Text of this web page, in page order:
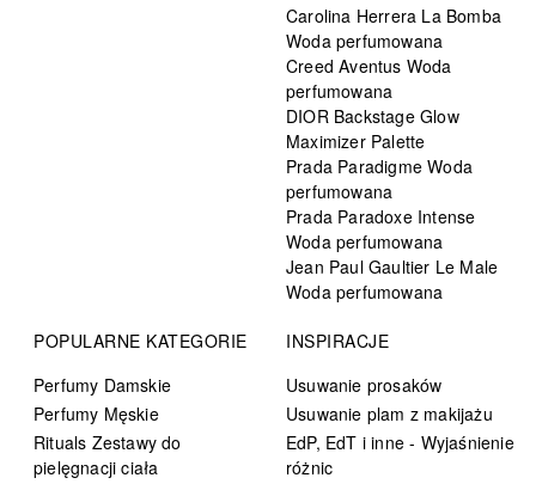
Carolina Herrera La Bomba
Woda perfumowana
Creed Aventus Woda
perfumowana
DIOR Backstage Glow
Maximizer Palette
Prada Paradigme Woda
perfumowana
Prada Paradoxe Intense
Woda perfumowana
Jean Paul Gaultier Le Male
Woda perfumowana
POPULARNE KATEGORIE
Perfumy Damskie
Perfumy Męskie
Rituals Zestawy do
pielęgnacji ciała
INSPIRACJE
Usuwanie prosaków
Usuwanie plam z makijażu
EdP, EdT i inne - Wyjaśnienie
różnic